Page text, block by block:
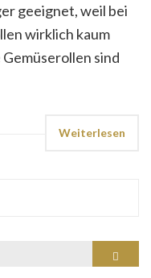
geeignet, weil bei
wirklich kaum
sind
Weiterlesen